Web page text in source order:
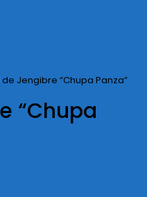
de Jengibre “Chupa Panza”
“Chupa